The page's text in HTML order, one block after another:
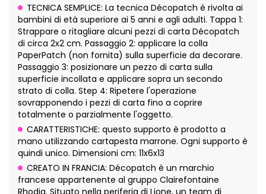
TECNICA SEMPLICE: La tecnica Décopatch è rivolta ai
bambini di età superiore ai 5 anni e agli adulti. Tappa 1:
Strappare o ritagliare alcuni pezzi di carta Décopatch
di circa 2x2 cm. Passaggio 2: applicare la colla
PaperPatch (non fornita) sulla superficie da decorare.
Passaggio 3: posizionare un pezzo di carta sulla
superficie incollata e applicare sopra un secondo
strato di colla. Step 4: Ripetere l'operazione
sovrapponendo i pezzi di carta fino a coprire
totalmente o parzialmente l'oggetto.
CARATTERISTICHE: questo supporto è prodotto a
mano utilizzando cartapesta marrone. Ogni supporto è
quindi unico. Dimensioni cm: 11x6x13
CREATO IN FRANCIA: Décopatch è un marchio
francese appartenente al gruppo Clairefontaine